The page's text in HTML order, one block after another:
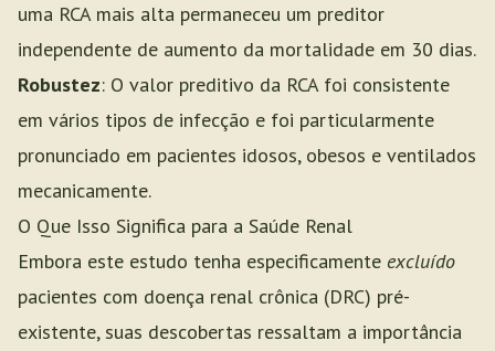
uma RCA mais alta permaneceu um preditor
independente de aumento da mortalidade em 30 dias.
Robustez: O valor preditivo da RCA foi consistente
em vários tipos de infecção e foi particularmente
pronunciado em pacientes idosos, obesos e ventilados
mecanicamente.
O Que Isso Significa para a Saúde Renal
Embora este estudo tenha especificamente excluído
pacientes com doença renal crônica (DRC) pré-
existente, suas descobertas ressaltam a importância